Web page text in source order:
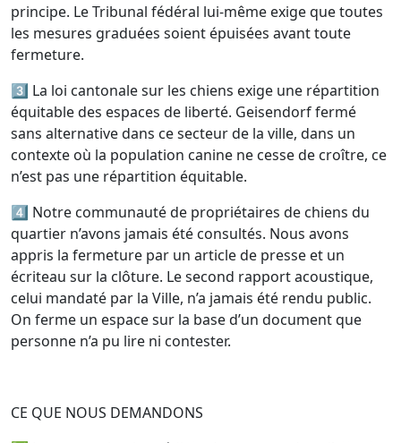
principe. Le Tribunal fédéral lui-même exige que toutes
les mesures graduées soient épuisées avant toute
fermeture.
3️⃣ La loi cantonale sur les chiens exige une répartition
équitable des espaces de liberté. Geisendorf fermé
sans alternative dans ce secteur de la ville, dans un
contexte où la population canine ne cesse de croître, ce
n’est pas une répartition équitable.
4️⃣ Notre communauté de propriétaires de chiens du
quartier n’avons jamais été consultés. Nous avons
appris la fermeture par un article de presse et un
écriteau sur la clôture. Le second rapport acoustique,
celui mandaté par la Ville, n’a jamais été rendu public.
On ferme un espace sur la base d’un document que
personne n’a pu lire ni contester.
CE QUE NOUS DEMANDONS